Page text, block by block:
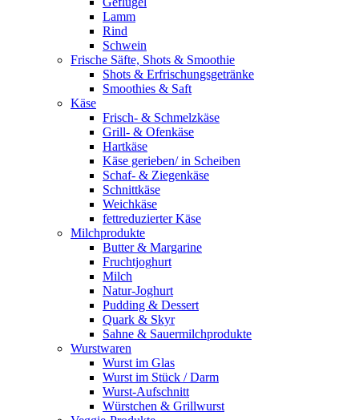
Lamm
Rind
Schwein
Frische Säfte, Shots & Smoothie
Shots & Erfrischungsgetränke
Smoothies & Saft
Käse
Frisch- & Schmelzkäse
Grill- & Ofenkäse
Hartkäse
Käse gerieben/ in Scheiben
Schaf- & Ziegenkäse
Schnittkäse
Weichkäse
fettreduzierter Käse
Milchprodukte
Butter & Margarine
Fruchtjoghurt
Milch
Natur-Joghurt
Pudding & Dessert
Quark & Skyr
Sahne & Sauermilchprodukte
Wurstwaren
Wurst im Glas
Wurst im Stück / Darm
Wurst-Aufschnitt
Würstchen & Grillwurst